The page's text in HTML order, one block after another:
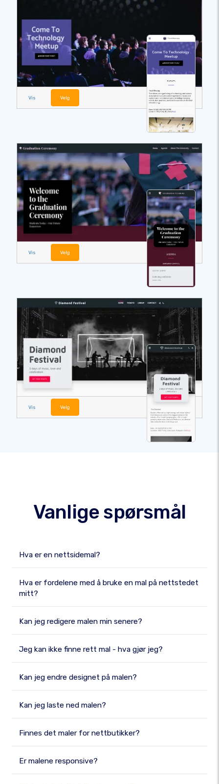
Vis Velg
Vis Velg
Vis Velg
Vanlige spørsmål
Hva er en nettsidemal?
Hva er fordelene med å bruke en mal på nettstedet
mitt?
Kan jeg redigere malen min senere?
Jeg kan ikke finne rett mal - hva gjør jeg?
Kan jeg endre designet på malen?
Kan jeg laste ned malen?
Finnes det maler for nettbutikker?
Er malene responsive?